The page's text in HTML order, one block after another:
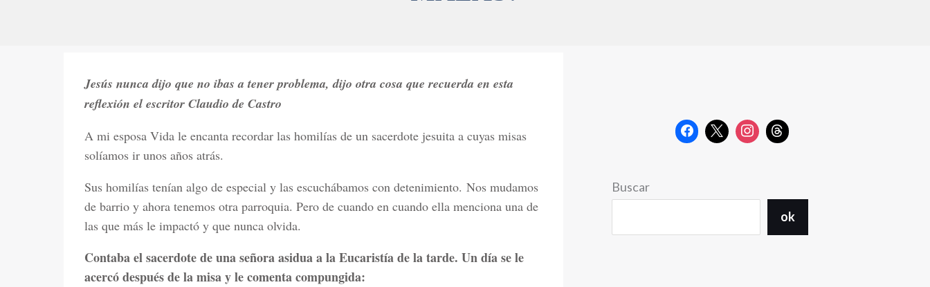
Jesús nunca dijo que no ibas a tener problema, dijo otra cosa que recuerda en esta
reflexión el escritor Claudio de Castro
A mi esposa Vida le encanta recordar las homilías de un sacerdote jesuita a cuyas misas
solíamos ir unos años atrás.
Sus homilías tenían algo de especial y las escuchábamos con detenimiento. Nos mudamos
de barrio y ahora tenemos otra parroquia. Pero de cuando en cuando ella menciona una de
las que más le impactó y que nunca olvida.
Contaba el sacerdote de una señora asidua a la Eucaristía de la tarde. Un día se le
acercó después de la misa y le comenta compungida:
Buscar
ok